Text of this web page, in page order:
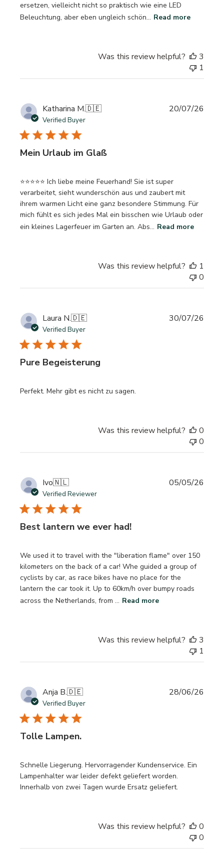
ersetzen, vielleicht nicht so praktisch wie eine LED
Beleuchtung, aber eben ungleich schön... Read more
Was this review helpful?
3
1
Katharina M.🇩🇪
Verified Buyer
Mein Urlaub im Glaß
⭐⭐⭐⭐⭐ Ich liebe meine Feuerhand! Sie ist super
verarbeitet, sieht wunderschön aus und zaubert mit
ihrem warmen Licht eine ganz besondere Stimmung. Für
mich fühlt es sich jedes Mal ein bisschen wie Urlaub oder
ein kleines Lagerfeuer im Garten an. Abs... Read more
20/07/26
Was this review helpful?
1
0
Laura N.🇩🇪
Verified Buyer
Pure Begeisterung
Perfekt. Mehr gibt es nicht zu sagen.
30/07/26
Was this review helpful?
0
0
Ivo🇳🇱
Verified Reviewer
Best lantern we ever had!
We used it to travel with the "liberation flame" over 150
kilometers on the back of a car! Whe guided a group of
cyclists by car, as race bikes have no place for the
lantern the car took it. Up to 60km/h over bumpy roads
across the Netherlands, from ... Read more
05/05/26
Was this review helpful?
3
1
Anja B.🇩🇪
Verified Buyer
Tolle Lampen.
Schnelle Liegerung. Hervorragender Kundenservice. Ein
Lampenhalter war leider defekt geliefert worden.
Innerhalb von zwei Tagen wurde Ersatz geliefert.
28/06/26
Was this review helpful?
0
0